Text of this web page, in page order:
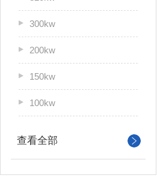
300kw
200kw
150kw
100kw
查看全部